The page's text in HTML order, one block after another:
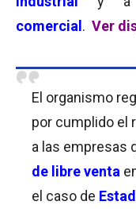
comercial . Ver
El organismo
por cumplido el
a las empresas
de libre venta
el caso de